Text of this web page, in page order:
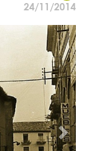
24/11/2014